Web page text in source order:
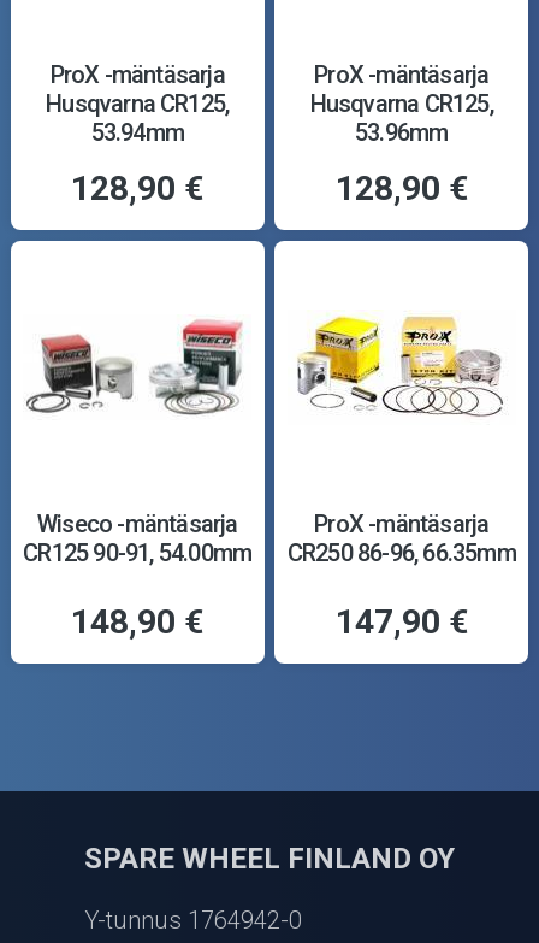
ProX -mäntäsarja
Husqvarna CR125,
53.94mm
128,90 €
ProX -mäntäsarja
Husqvarna CR125,
53.96mm
128,90 €
Wiseco -mäntäsarja
CR125 90-91, 54.00mm
148,90 €
ProX -mäntäsarja
CR250 86-96, 66.35mm
147,90 €
SPARE WHEEL FINLAND OY
Y-tunnus 1764942-0